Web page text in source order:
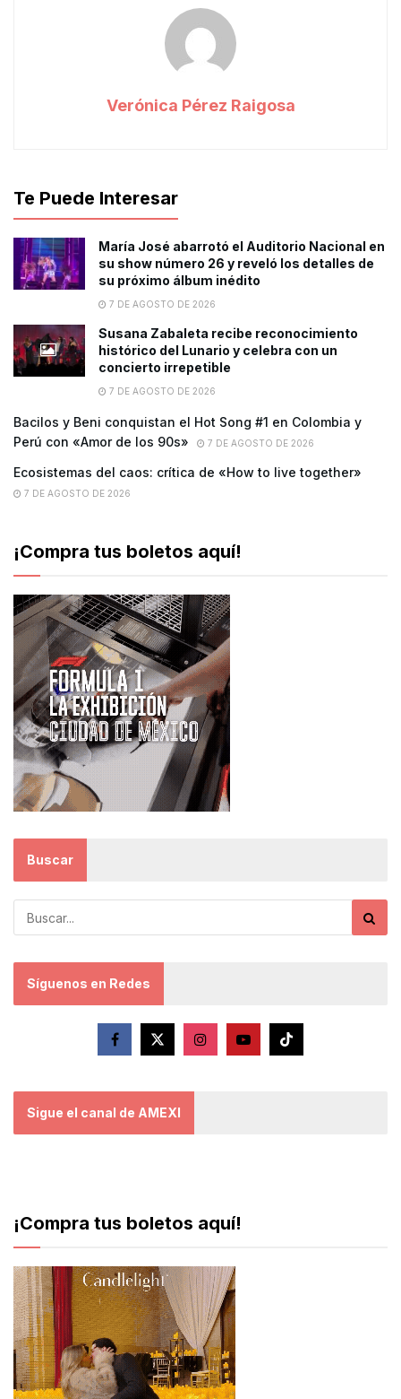
Verónica Pérez Raigosa
Te Puede Interesar
María José abarrotó el Auditorio Nacional en
su show número 26 y reveló los detalles de
su próximo álbum inédito
7 DE AGOSTO DE 2026
Susana Zabaleta recibe reconocimiento
histórico del Lunario y celebra con un
concierto irrepetible
7 DE AGOSTO DE 2026
Bacilos y Beni conquistan el Hot Song #1 en Colombia y
Perú con «Amor de los 90s»
7 DE AGOSTO DE 2026
Ecosistemas del caos: crítica de «How to live together»
7 DE AGOSTO DE 2026
¡Compra tus boletos aquí!
Buscar
Síguenos en Redes
Sigue el canal de AMEXI
¡Compra tus boletos aquí!